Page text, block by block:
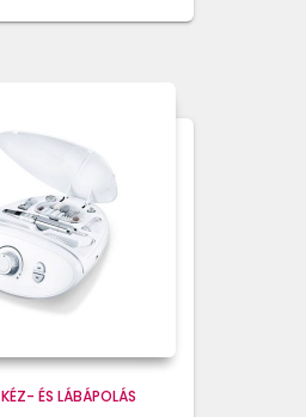
KÉZ- ÉS LÁBÁPOLÁS